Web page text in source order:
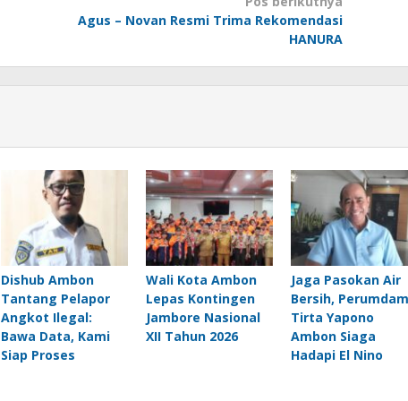
Agus – Novan Resmi Trima Rekomendasi
HANURA
Dishub Ambon
Tantang Pelapor
Angkot Ilegal:
Bawa Data, Kami
Siap Proses
Wali Kota Ambon
Lepas Kontingen
Jambore Nasional
XII Tahun 2026
Jaga Pasokan Air
Bersih, Perumdam
Tirta Yapono
Ambon Siaga
Hadapi El Nino